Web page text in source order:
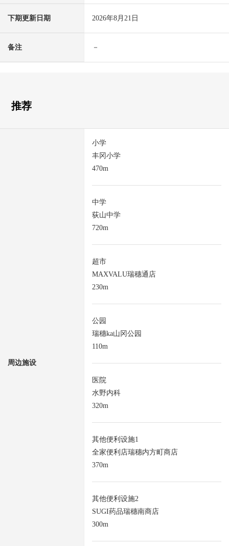
下期更新日期 2026年8月21日
备注 －
推荐
周边施设
小学
丰冈小学
470m
中学
荻山中学
720m
超市
MAXVALU瑞穗通店
230m
公园
瑞穗ka山冈公园
110m
医院
水野内科
320m
其他便利设施1
全家便利店瑞穗内方町商店
370m
其他便利设施2
SUGI药品瑞穗南商店
300m